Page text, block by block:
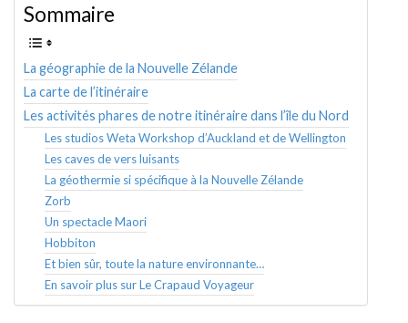
Sommaire
La géographie de la Nouvelle Zélande
La carte de l’itinéraire
Les activités phares de notre itinéraire dans l’île du Nord
Les studios Weta Workshop d’Auckland et de Wellington
Les caves de vers luisants
La géothermie si spécifique à la Nouvelle Zélande
Zorb
Un spectacle Maori
Hobbiton
Et bien sûr, toute la nature environnante…
En savoir plus sur Le Crapaud Voyageur